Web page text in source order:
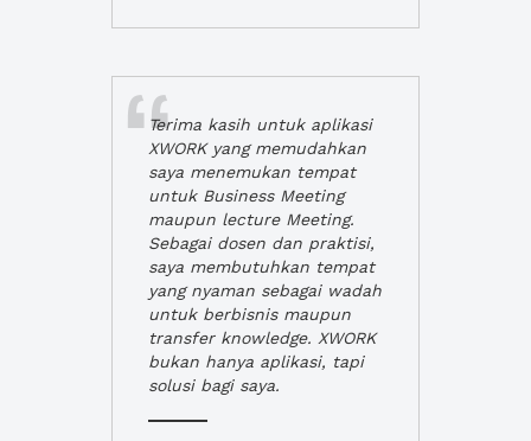
Terima kasih untuk aplikasi
XWORK yang memudahkan
saya menemukan tempat
untuk Business Meeting
maupun lecture Meeting.
Sebagai dosen dan praktisi,
saya membutuhkan tempat
yang nyaman sebagai wadah
untuk berbisnis maupun
transfer knowledge. XWORK
bukan hanya aplikasi, tapi
solusi bagi saya.